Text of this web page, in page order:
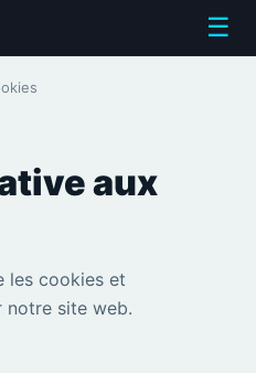
☰
aux
les cookies et
notre site web.